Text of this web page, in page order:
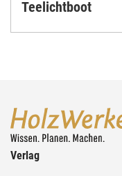
Teelichtboot
Verlag